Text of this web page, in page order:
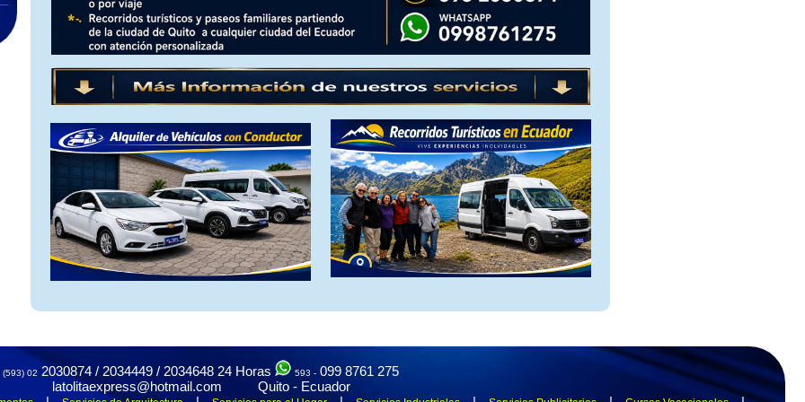
(593) 02 2030874 / 2034449 / 2034648 24 Horas 593 - 099 8761 275
latolitaexpress@hotmail.com Quito - Ecuador